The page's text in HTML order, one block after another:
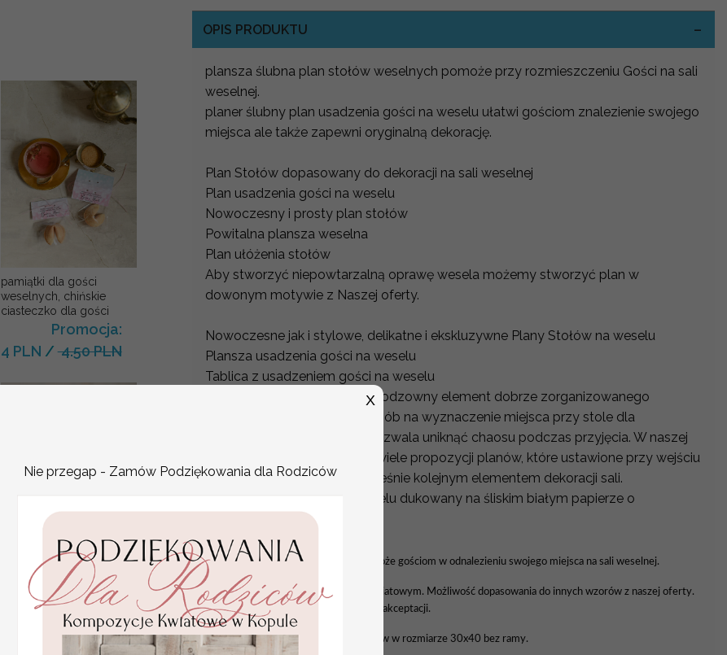
pamiątki dla gości
weselnych, chińskie
ciasteczko dla gości
Promocja:
4 PLN /4.50 PLN
pamiątki dla gości
weselnych, mini sloiczki
miod
4.50 PLN
OPIS PRODUKTU
plansza ślubna plan stołów weselnych pomoże przy rozmieszczeniu Gości na sali
weselnej.
planer ślubny plan usadzenia gości na weselu ułatwi gościom znalezienie swojego
miejsca ale także zapewni oryginalną dekorację.
Plan Stołów dopasowany do dekoracji na sali weselnej
Plan usadzenia gości na weselu
Nowoczesny i prosty plan stołów
Powitalna plansza weselna
Plan ułóżenia stołów
Aby stworzyć niepowtarzalną oprawę wesela możemy stworzyć plan w
dowonym motywie z Naszej oferty.
Nowoczesne jak i stylowe, delikatne i ekskluzywne Plany Stołów na weselu
Plansza usadzenia gości na weselu
Tablica z usadzeniem gości na weselu
Plan stołów weselnych to nieodzowny element dobrze zorganizowanego
przyjęcia. Jest to idealny sposób na wyznaczenie miejsca przy stole dla
zaproszonych gości, który pozwala uniknąć chaosu podczas przyjęcia. W naszej
ofercie znajdziecie Państwo wiele propozycji planów, które ustawione przy wejściu
na przyjęcie stają się jednocześnie kolejnym elementem dekoracji sali.
Plan usadzenia gości na Weselu dukowany na śliskim białym papierze o
gramaturze 280 g
PLAN STOŁÓW WESELNYCH
Plan usadzenia gości przy stołach pomoże gościom w odnalezieniu swojego miejsca na sali weselnej.
Plan stołów z unikalnym motywem kwiatowym. Możliwość dopasowania do innych wzorów z naszej oferty.
Projekt jest wysyłany przez grafika do akceptacji.
Cena podstawowa obejmuje plan stołów w rozmiarze 30x40 bez ramy.
Nie przegap - Zamów Podziękowania dla Rodziców
X